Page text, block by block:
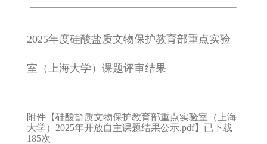
2025年度硅酸盐质文物保护教育部重点实验
室（上海大学）课题评审结果
附件【硅酸盐质文物保护教育部重点实验室（上海
大学）2025年开放自主课题结果公示.pdf】已下载
185次